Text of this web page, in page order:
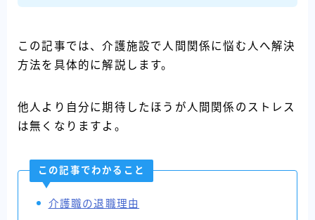
この記事では、介護施設で人間関係に悩む人へ解決
方法を具体的に解説します。
他人より自分に期待したほうが人間関係のストレス
は無くなりますよ。
この記事でわかること
介護職の退職理由